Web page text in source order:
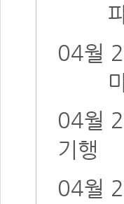
04월
04월
기행
04월